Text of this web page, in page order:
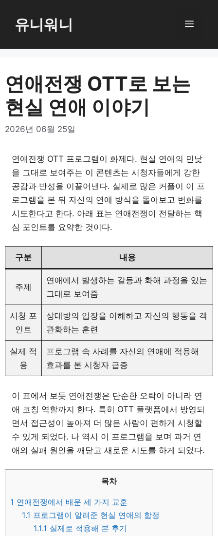
로
기
유니워니 메
연애전쟁 OTT로 보는
현실 연애 이야기
2026년 06월 25일
연애전쟁 OTT 프로그램이 화제다. 현실 연애의 민낯
을 그대로 보여주는 이 콘텐츠는 시청자들에게 강한
공감과 반성을 이끌어낸다. 실제로 많은 커플이 이 프
로그램을 본 뒤 자신의 연애 방식을 돌아보고 변화를
시도한다고 한다. 아래 표는 연애전쟁이 전달하는 핵
심 포인트를 요약한 것이다.
구분 내용
주제
연애에서 발생하는 갈등과 화해 과정을 있는
그대로 보여줌
시청 포
인트
상대방의 입장을 이해하고 자신의 행동을 객
관화하는 훈련
실제 적
용
프로그램 속 사례를 자신의 연애에 적용해
효과를 본 시청자 급증
이 표에서 보듯 연애전쟁은 단순한 오락이 아니라 연
애 코칭 역할까지 한다. 특히 OTT 플랫폼에서 방영되
면서 접근성이 높아져 더 많은 사람이 편하게 시청할
수 있게 되었다. 나 역시 이 프로그램을 보며 과거 연
애의 실패 원인을 깨닫고 새로운 시도를 하게 되었다.
목차
1 연애전쟁에서 배운 세 가지 교훈
1.1 프로그램이 알려준 현실 연애의 함정
1.1.1 실제로 적용해 본 후기